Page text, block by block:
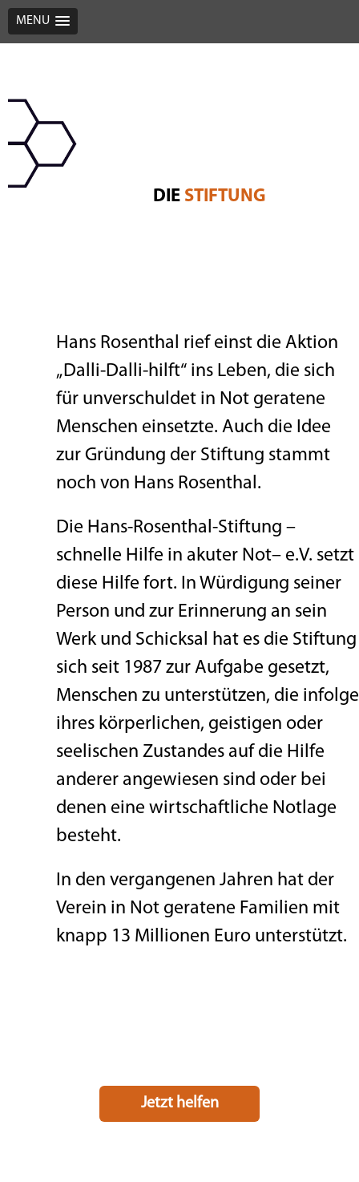
MENU
DIE STIFTUNG
Hans Rosenthal rief einst die Aktion
„Dalli-Dalli-hilft“ ins Leben, die sich
für unverschuldet in Not geratene
Menschen einsetzte. Auch die Idee
zur Gründung der Stiftung stammt
noch von Hans Rosenthal.
Die Hans-Rosenthal-Stiftung –
schnelle Hilfe in akuter Not– e.V. setzt
diese Hilfe fort. In Würdigung seiner
Person und zur Erinnerung an sein
Werk und Schicksal hat es die Stiftung
sich seit 1987 zur Aufgabe gesetzt,
Menschen zu unterstützen, die infolge
ihres körperlichen, geistigen oder
seelischen Zustandes auf die Hilfe
anderer angewiesen sind oder bei
denen eine wirtschaftliche Notlage
besteht.
In den vergangenen Jahren hat der
Verein in Not geratene Familien mit
knapp 13 Millionen Euro unterstützt.
Jetzt helfen